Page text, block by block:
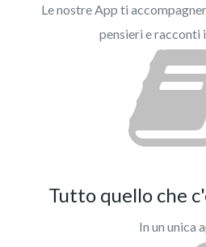
Le nostre App ti
pensieri e racconti
Tutto quello che
In un unica